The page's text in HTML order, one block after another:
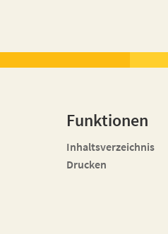
Funktionen
Inhaltsverzeichnis
Drucken